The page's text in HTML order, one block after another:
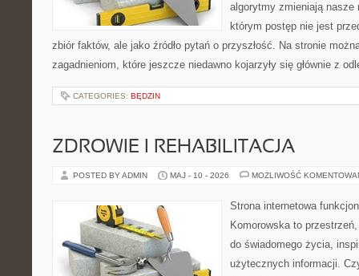
algorytmy zmieniają nasze
którym postęp nie jest
zbiór faktów, ale jako źródło pytań o przyszłość. Na stronie
zagadnieniom, które jeszcze niedawno kojarzyły się głównie z
CATEGORIES: BĘDZIN
ZDROWIE I REHABILITACJA
POSTED BY ADMIN MAJ - 10 - 2026 MOŻLIWOŚĆ
Strona internetowa
Komorowska to
do świadomego życia,
użytecznych informacji.